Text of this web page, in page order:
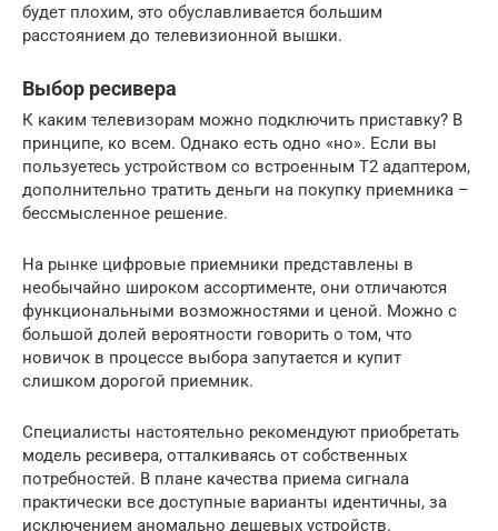
будет плохим, это обуславливается большим
расстоянием до телевизионной вышки.
Выбор ресивера
К каким телевизорам можно подключить приставку? В
принципе, ко всем. Однако есть одно «но». Если вы
пользуетесь устройством со встроенным Т2 адаптером,
дополнительно тратить деньги на покупку приемника –
бессмысленное решение.
На рынке цифровые приемники представлены в
необычайно широком ассортименте, они отличаются
функциональными возможностями и ценой. Можно с
большой долей вероятности говорить о том, что
новичок в процессе выбора запутается и купит
слишком дорогой приемник.
Специалисты настоятельно рекомендуют приобретать
модель ресивера, отталкиваясь от собственных
потребностей. В плане качества приема сигнала
практически все доступные варианты идентичны, за
исключением аномально дешевых устройств.